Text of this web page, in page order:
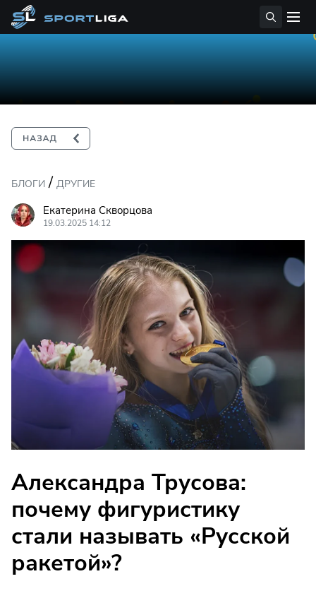
БЛОГИ / ДРУГИЕ
Екатерина Скворцова
19.03.2025 14:12
Александра Трусова:
почему фигуристику
стали называть «Русской
ракетой»?